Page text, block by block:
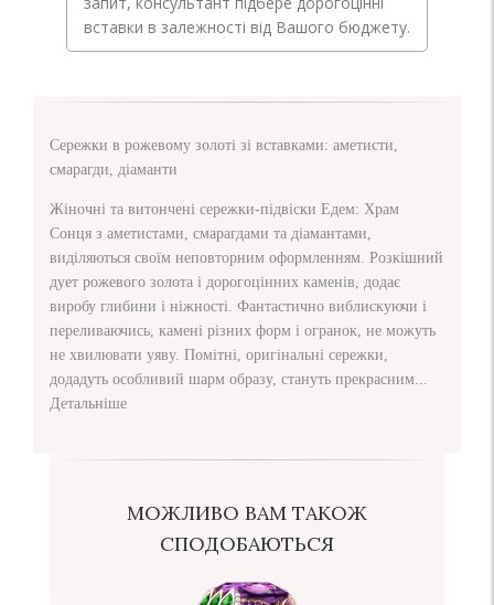
вставки в залежності від Вашого бюджету.
Сережки в рожевому золоті зі вставками: аметисти,
смарагди, діаманти
Жіночні та витончені сережки-підвіски Едем: Храм
Сонця з аметистами, смарагдами та діамантами,
виділяються своїм неповторним оформленням. Розкішний
дует рожевого золота і дорогоцінних каменів, додає
виробу глибини і ніжності. Фантастично виблискуючи і
переливаючись, камені різних форм і огранок, не можуть
не хвилювати уяву. Помітні, оригінальні сережки,
додадуть особливий шарм образу, стануть прекрасним...
Детальніше
МОЖЛИВО ВАМ ТАКОЖ
СПОДОБАЮТЬСЯ